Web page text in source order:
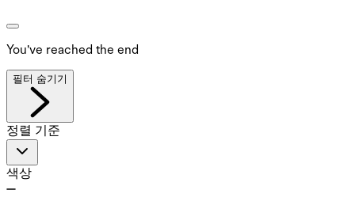
You've reached the end
필터 숨기기
정렬 기준
색상